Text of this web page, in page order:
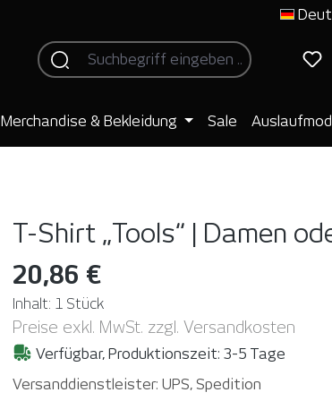
Merchandise & Bekleidung Sale
T-Shirt „Tools“ | Damen
20,86 €
Inhalt: 1 Stück
Preise exkl. MwSt. zzgl. Versandkosten
Verfügbar, Produktionszeit: 3-5 Tage
Versanddienstleister: UPS, Spedition